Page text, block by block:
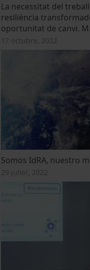
La necessitat del
resiliència
oportunitat de canvi.
17 octubre, 2022
Somos IdRA, nuestro
29 juliol, 2022